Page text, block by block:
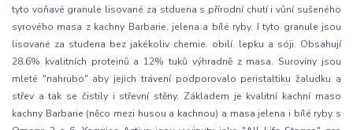
tyto voňavé granule lisované za stduena s přírodní chutí i vůní sušeného
syrového masa z kachny Barbarie. jelena a bílé ryby. I tyto granule jsou
lisované za studena bez jakékoliv chemie. obilí. lepku a sóji. Obsahují
28.6% kvalitních proteinů a 12% tuků výhradně z masa. Suroviny jsou
mleté "nahrubo" aby jejich trávení podporovalo peristaltiku žaludku a
střev a tak se čistily i střevní stěny. Základem je kvalitní kachní maso
kachny Barbarie (něco mezi husou a kachnou) a masa jelena i bílé ryby s